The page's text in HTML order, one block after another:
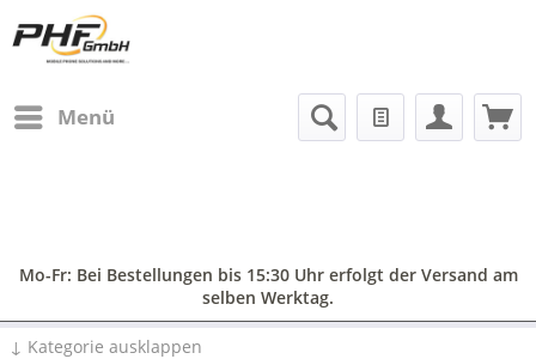
Menü
Mo-Fr: Bei Bestellungen bis 15:30 Uhr erfolgt der Versand am
selben Werktag.
↓ Kategorie ausklappen